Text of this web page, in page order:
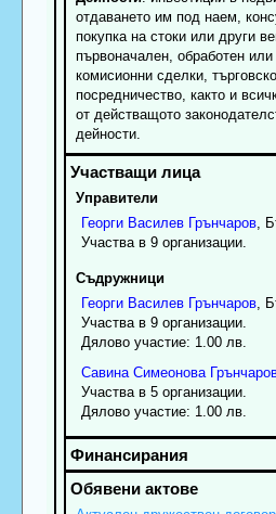
отдаването им под наем,
покупка на стоки или други
първоначален, обработен или
комисионни сделки,
посредничество, както и
от действащото
дейности.
Управители
Георги Василев Грънчаров,
Участва в 9 организации.
Съдружници
Георги Василев Грънчаров,
Участва в 9 организации.
Дялово участие: 1.00 лв.
Савина Симеонова
Участва в 5 организации.
Дялово участие: 1.00 лв.